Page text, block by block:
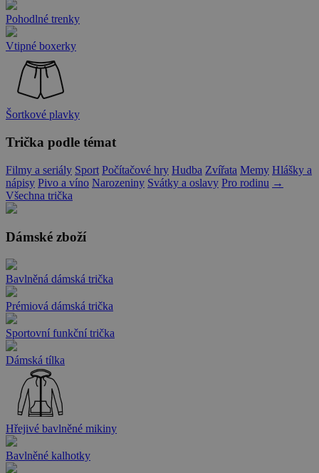
Pohodlné trenky
Vtipné boxerky
Šortkové plavky
Trička podle témat
Filmy a seriály Sport Počítačové hry Hudba Zvířata Memy Hlášky a
nápisy Pivo a víno Narozeniny Svátky a oslavy Pro rodinu →
Všechna trička
Dámské zboží
Bavlněná dámská trička
Prémiová dámská trička
Sportovní funkční trička
Dámská tílka
Hřejivé bavlněné mikiny
Bavlněné kalhotky